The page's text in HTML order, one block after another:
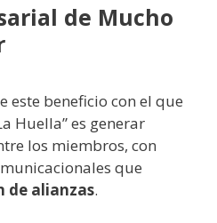
de Mucho
este beneficio con el que
Huella” es generar
los miembros, con
que
de alianzas.